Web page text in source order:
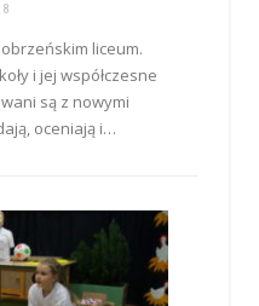
liceum.
i jej współczesne
są z nowymi
oceniają i…